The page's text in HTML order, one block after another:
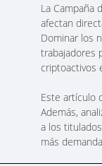
La Campaña
afectan
Dominar los
trabajadores
criptoactivos
Este artículo
Además,
a los
más